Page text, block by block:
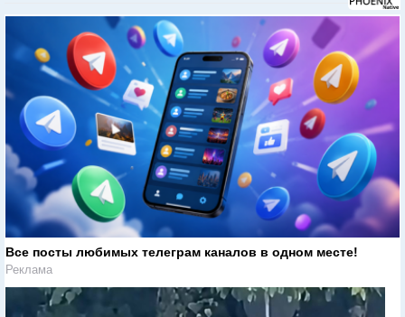
Все посты любимых телеграм каналов в одном месте!
Реклама